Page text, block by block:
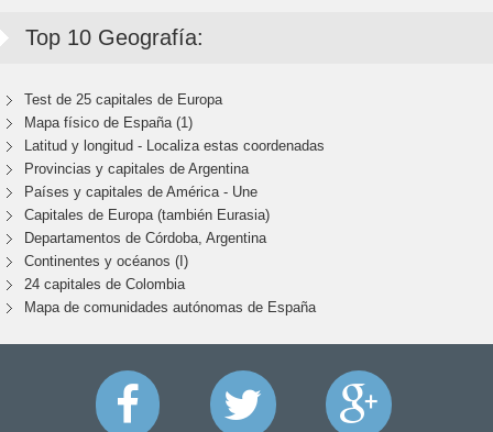
Top 10 Geografía:
Test de 25 capitales de Europa
Mapa físico de España (1)
Latitud y longitud - Localiza estas coordenadas
Provincias y capitales de Argentina
Países y capitales de América - Une
Capitales de Europa (también Eurasia)
Departamentos de Córdoba, Argentina
Continentes y océanos (I)
24 capitales de Colombia
Mapa de comunidades autónomas de España